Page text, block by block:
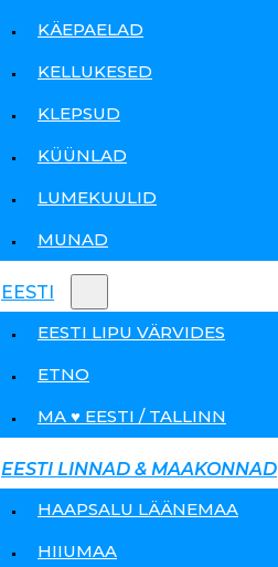
KÄEPAELAD
KELLUKESED
KLEPSUD
KÜÜNLAD
LUMEKUULID
MUNAD
EESTI
EESTI LIPU VÄRVIDES
ETNO
MA ♥ EESTI / TALLINN
EESTI LINNAD & MAAKONNAD
HAAPSALU LÄÄNEMAA
HIIUMAA